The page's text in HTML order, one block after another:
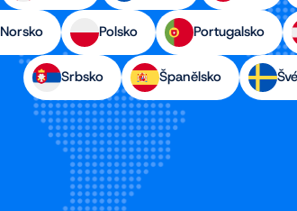
Norsko Polsko Portugalsko
Srbsko Španělsko